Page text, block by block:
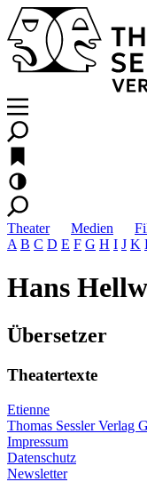
Theater Medien
A B C D E F G H I J K
Hans
Übersetzer
Theatertexte
Etienne
Thomas Sessler Verlag
Impressum
Datenschutz
Newsletter